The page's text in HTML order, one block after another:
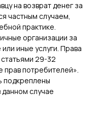
купли-
скрытые
вследствие
неустойки и
на возврат денег за
частным случаем,
практике.
организации за
иные услуги. Права
29-32
прав потребителей».
подкреплены
случае